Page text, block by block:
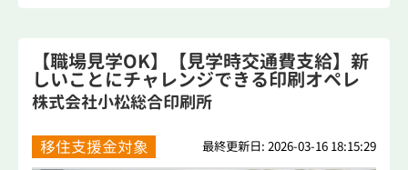
【職場見学OK】【見学時交通費支給】新
しいことにチャレンジできる印刷オペレ
ーター
株式会社小松総合印刷所
移住支援金対象 最終更新日: 2026-03-16 18:15:29